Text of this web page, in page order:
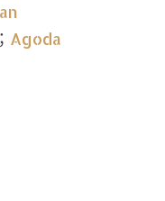
； Agoda